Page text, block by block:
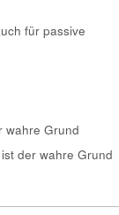
für passive
wahre Grund
der wahre Grund